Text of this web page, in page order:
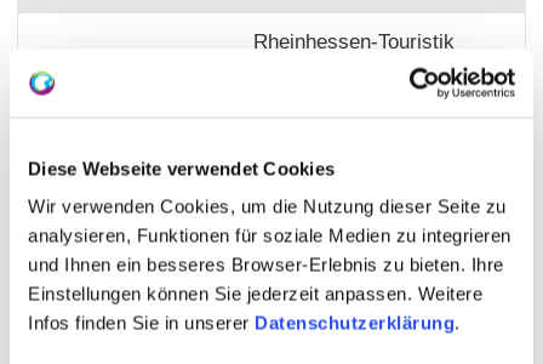
Diese Webseite verwendet Cookies
Wir verwenden Cookies, um die Nutzung dieser Seite zu
analysieren, Funktionen für soziale Medien zu integrieren
und Ihnen ein besseres Browser-Erlebnis zu bieten. Ihre
Einstellungen können Sie jederzeit anpassen. Weitere
Infos finden Sie in unserer Datenschutzerklärung.
Rheinhessen-Touristik
55232 Alzey
Ansprechpartner:
Christian Halbig
06731 8998900
info@rheinhessen.de